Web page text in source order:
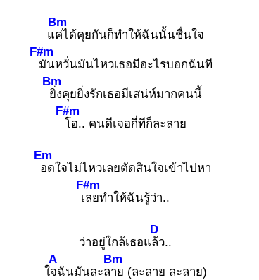
แ
Bm
ค่ได้คุยกันก็ทำให้ฉันนั้นชื่นใจ
F#m
มันหวั่นมันไหวเธอมีอะไรบอกฉันที
Bm
ยิ่งคุยยิ่งรักเธอมีเสน่ห์มากคนนี้
F#m
โอ.. คนดีเจอกี่ทีก็ละลาย
Em
อดใจไม่ไหวเลยตัดสินใจเข้าไปหา
เ
F#m
ลยทำให้ฉันรู้ว่า..
ว่าอยู่ใกล้เธอแ
D
ล้ว..
ใ
A
จฉันมันละล
Bm
าย (ละลาย ละลาย)